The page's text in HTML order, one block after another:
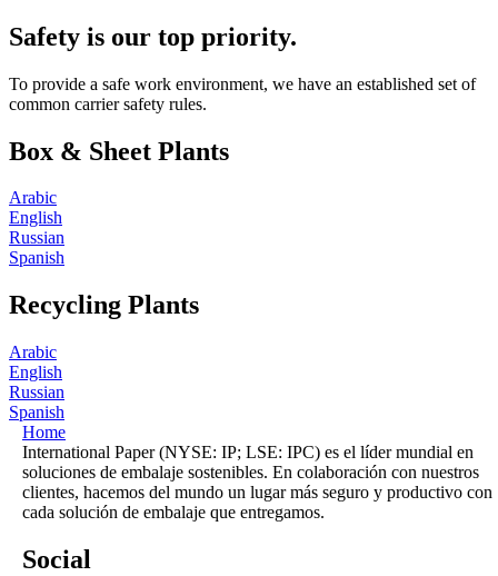
Safety is our top priority.
To provide a safe work environment, we have an established set of
common carrier safety rules.
Box & Sheet Plants
Arabic
English
Russian
Spanish
Recycling Plants
Arabic
English
Russian
Spanish
Home
International Paper (NYSE: IP; LSE: IPC) es el líder mundial en
soluciones de embalaje sostenibles. En colaboración con nuestros
clientes, hacemos del mundo un lugar más seguro y productivo con
cada solución de embalaje que entregamos.
Social